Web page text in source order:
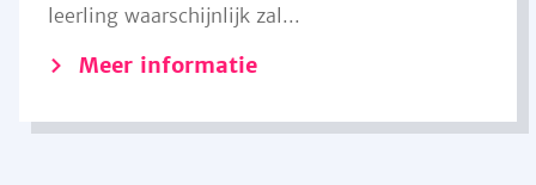
leerling waarschijnlijk zal...
Meer informatie